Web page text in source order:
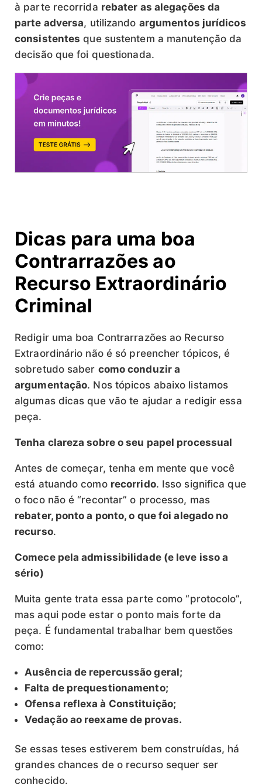
à parte recorrida rebater as alegações da
parte adversa, utilizando argumentos jurídicos
consistentes que sustentem a manutenção da
decisão que foi questionada.
Dicas para uma boa
Contrarrazões ao
Recurso Extraordinário
Criminal
Redigir uma boa Contrarrazões ao Recurso
Extraordinário não é só preencher tópicos, é
sobretudo saber como conduzir a
argumentação. Nos tópicos abaixo listamos
algumas dicas que vão te ajudar a redigir essa
peça.
Tenha clareza sobre o seu papel processual
Antes de começar, tenha em mente que você
está atuando como recorrido. Isso significa que
o foco não é “recontar” o processo, mas
rebater, ponto a ponto, o que foi alegado no
recurso.
Comece pela admissibilidade (e leve isso a
sério)
Muita gente trata essa parte como “protocolo”,
mas aqui pode estar o ponto mais forte da
peça. É fundamental trabalhar bem questões
como:
Ausência de repercussão geral;
Falta de prequestionamento;
Ofensa reflexa à Constituição;
Vedação ao reexame de provas.
Se essas teses estiverem bem construídas, há
grandes chances de o recurso sequer ser
conhecido.